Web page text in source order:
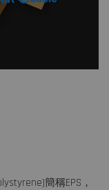
簡稱EPS，